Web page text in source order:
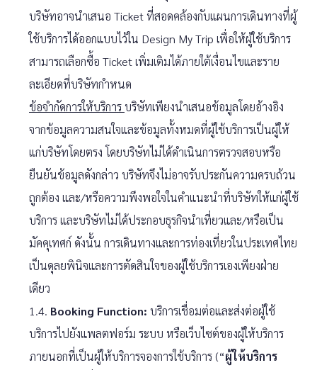
บริษัทอาจนำเสนอ Ticket ที่สอดคล้องกับแผนการเดินทางที่ผู้
ใช้บริการได้ออกแบบไว้ใน Design My Trip เพื่อให้ผู้ใช้บริการ
สามารถเลือกซื้อ Ticket เพิ่มเติมได้ภายใต้เงื่อนไขและราย
ละเอียดที่บริษัทกำหนด
ข้อจำกัดการให้บริการ บริษัทเพียงนำเสนอข้อมูลโดยอ้างอิง
จากข้อมูลความสนใจและข้อมูลทั้งหมดที่ผู้ใช้บริการเป็นผู้ให้
แก่บริษัทโดยตรง โดยบริษัทไม่ได้ดำเนินการตรวจสอบหรือ
ยืนยันข้อมูลดังกล่าว บริษัทจึงไม่อาจรับประกันความครบถ้วน
ถูกต้อง และ/หรือความพึงพอใจในคำแนะนำที่บริษัทให้แก่ผู้ใช้
บริการ และบริษัทไม่ได้ประกอบธุรกิจนำเที่ยวและ/หรือเป็น
มัคคุเทศก์ ดังนั้น การเดินทางและการท่องเที่ยวในประเทศไทย
เป็นดุลยพินิจและการตัดสินใจของผู้ใช้บริการเองเพียงฝ่าย
เดียว
1.4. Booking Function: บริการเชื่อมต่อและส่งต่อผู้ใช้
บริการไปยังแพลตฟอร์ม ระบบ หรือเว็บไซต์ของผู้ให้บริการ
ภายนอกที่เป็นผู้ให้บริการจองการใช้บริการ (“ผู้ให้บริการ